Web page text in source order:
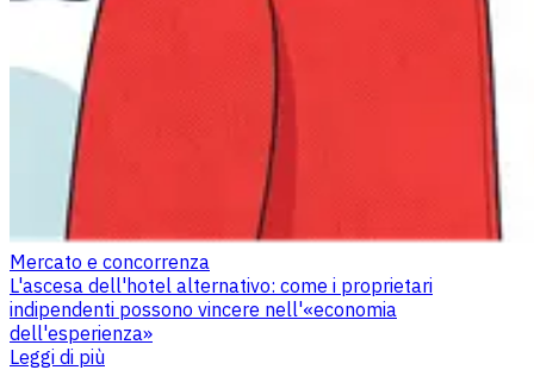
Mercato e concorrenza
L'ascesa dell'hotel alternativo: come i proprietari
indipendenti possono vincere nell'«economia
dell'esperienza»
Leggi di più